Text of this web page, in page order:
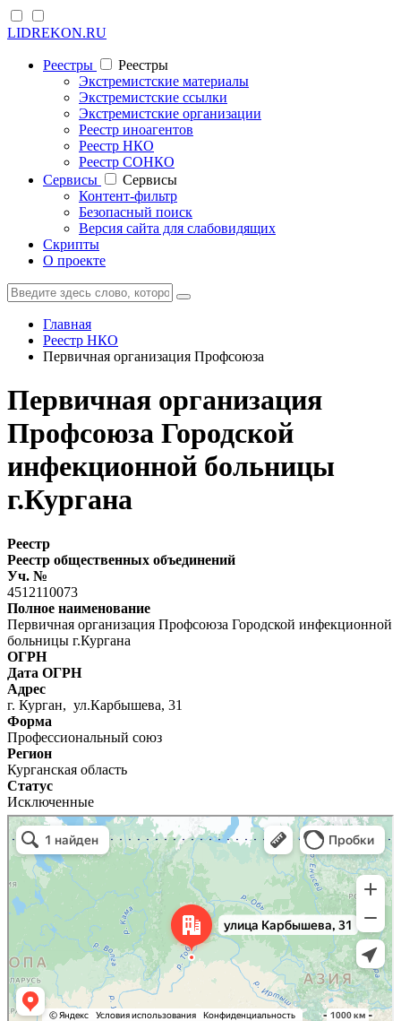
LIDREKON.RU
Реестры
Реестры
Экстремистские материалы
Экстремистские ссылки
Экстремистские организации
Реестр иноагентов
Реестр НКО
Реестр СОНКО
Cервисы
Cервисы
Контент-фильтр
Безопасный поиск
Версия сайта для слабовидящих
Скрипты
О проекте
Главная
Реестр НКО
Первичная организация Профсоюза
Первичная организация
Профсоюза Городской
инфекционной больницы
г.Кургана
Реестр
Реестр общественных объединений
Уч. №
4512110073
Полное наименование
Первичная организация Профсоюза Городской инфекционной
больницы г.Кургана
ОГРН
Дата ОГРН
Адрес
г. Курган, ул.Карбышева, 31
Форма
Профессиональный союз
Регион
Курганская область
Статус
Исключенные